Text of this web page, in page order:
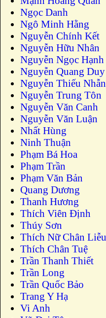
Ngọc Danh
Ngô Minh Hằng
Nguyễn Chính Kết
Nguyễn Hữu Nhân
Nguyễn Ngọc Hạnh
Nguyễn Quang Duy
Nguyễn Thiếu Nhẫn
Nguyễn Trung Tôn
Nguyễn Văn Canh
Nguyễn Văn Luận
Nhất Hùng
Ninh Thuận
Phạm Bá Hoa
Phạm Trần
Phạm Văn Bản
Quang Dương
Thanh Hương
Thích Viên Định
Thúy Sơn
Thích Nữ Chân Liễu
Thích Chân Tuệ
Trần Thanh Thiết
Trần Long
Trần Quốc Bảo
Trang Y Hạ
Vi Anh